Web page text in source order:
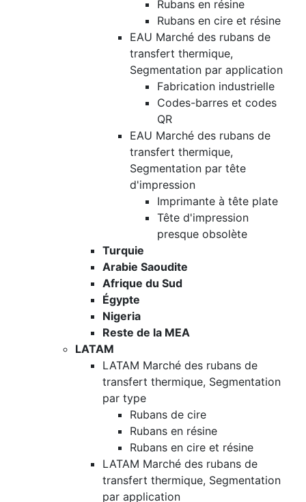
Rubans en résine
Rubans en cire et résine
EAU Marché des rubans de
transfert thermique,
Segmentation par application
Fabrication industrielle
Codes-barres et codes
QR
EAU Marché des rubans de
transfert thermique,
Segmentation par tête
d'impression
Imprimante à tête plate
Tête d'impression
presque obsolète
Turquie
Arabie Saoudite
Afrique du Sud
Égypte
Nigeria
Reste de la MEA
LATAM
LATAM Marché des rubans de
transfert thermique, Segmentation
par type
Rubans de cire
Rubans en résine
Rubans en cire et résine
LATAM Marché des rubans de
transfert thermique, Segmentation
par application